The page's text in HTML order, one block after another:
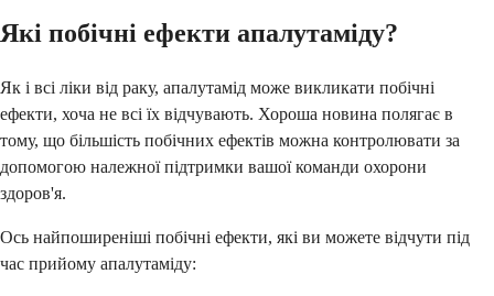
Які побічні ефекти апалутаміду?
Як і всі ліки від раку, апалутамід може викликати побічні
ефекти, хоча не всі їх відчувають. Хороша новина полягає в
тому, що більшість побічних ефектів можна контролювати за
допомогою належної підтримки вашої команди охорони
здоров'я.
Ось найпоширеніші побічні ефекти, які ви можете відчути під
час прийому апалутаміду: